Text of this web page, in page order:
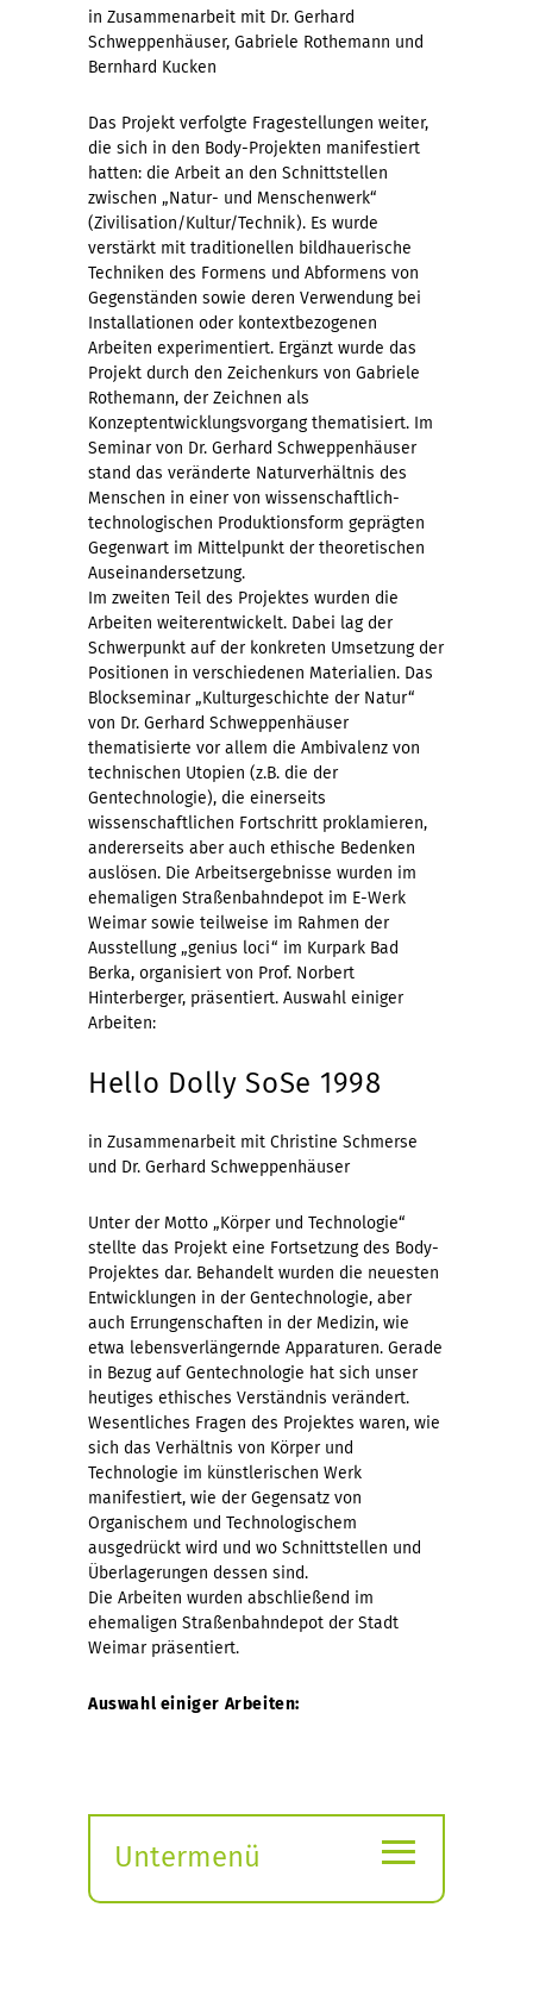
in Zusammenarbeit mit Dr. Gerhard
Schweppenhäuser, Gabriele Rothemann und
Bernhard Kucken
Das Projekt verfolgte Fragestellungen weiter,
die sich in den Body-Projekten manifestiert
hatten: die Arbeit an den Schnittstellen
zwischen „Natur- und Menschenwerk“
(Zivilisation/Kultur/Technik). Es wurde
verstärkt mit traditionellen bildhauerische
Techniken des Formens und Abformens von
Gegenständen sowie deren Verwendung bei
Installationen oder kontextbezogenen
Arbeiten experimentiert. Ergänzt wurde das
Projekt durch den Zeichenkurs von Gabriele
Rothemann, der Zeichnen als
Konzeptentwicklungsvorgang thematisiert. Im
Seminar von Dr. Gerhard Schweppenhäuser
stand das veränderte Naturverhältnis des
Menschen in einer von wissenschaftlich-
technologischen Produktionsform geprägten
Gegenwart im Mittelpunkt der theoretischen
Auseinandersetzung.
Im zweiten Teil des Projektes wurden die
Arbeiten weiterentwickelt. Dabei lag der
Schwerpunkt auf der konkreten Umsetzung der
Positionen in verschiedenen Materialien. Das
Blockseminar „Kulturgeschichte der Natur“
von Dr. Gerhard Schweppenhäuser
thematisierte vor allem die Ambivalenz von
technischen Utopien (z.B. die der
Gentechnologie), die einerseits
wissenschaftlichen Fortschritt proklamieren,
andererseits aber auch ethische Bedenken
auslösen. Die Arbeitsergebnisse wurden im
ehemaligen Straßenbahndepot im E-Werk
Weimar sowie teilweise im Rahmen der
Ausstellung „genius loci“ im Kurpark Bad
Berka, organisiert von Prof. Norbert
Hinterberger, präsentiert. Auswahl einiger
Arbeiten:
Hello Dolly SoSe 1998
in Zusammenarbeit mit Christine Schmerse
und Dr. Gerhard Schweppenhäuser
Unter der Motto „Körper und Technologie“
stellte das Projekt eine Fortsetzung des Body-
Projektes dar. Behandelt wurden die neuesten
Entwicklungen in der Gentechnologie, aber
auch Errungenschaften in der Medizin, wie
etwa lebensverlängernde Apparaturen. Gerade
in Bezug auf Gentechnologie hat sich unser
heutiges ethisches Verständnis verändert.
Wesentliches Fragen des Projektes waren, wie
sich das Verhältnis von Körper und
Technologie im künstlerischen Werk
manifestiert, wie der Gegensatz von
Organischem und Technologischem
ausgedrückt wird und wo Schnittstellen und
Überlagerungen dessen sind.
Die Arbeiten wurden abschließend im
ehemaligen Straßenbahndepot der Stadt
Weimar präsentiert.
Auswahl einiger Arbeiten:
Untermenü
≡